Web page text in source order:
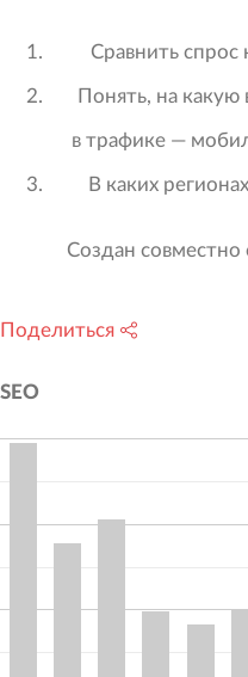
Сравнить спрос
Понять, на какую
в трафике —
В каких
Создан совместно
Поделиться
SEO